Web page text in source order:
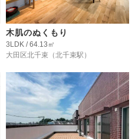
木肌のぬくもり
3LDK / 64.13㎡
大田区北千束 （北千束駅）